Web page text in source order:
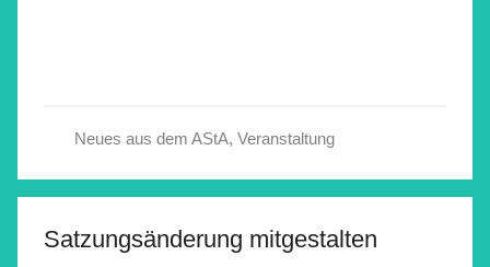
Neues aus dem AStA, Veranstaltung
Satzungsänderung mitgestalten